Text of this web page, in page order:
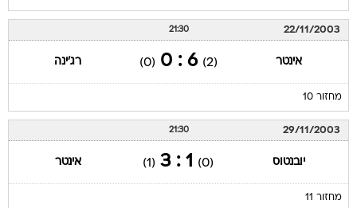
22/11/2003
21:30
אינטר (2)
6 : 0
(0) רג'ינה
מחזור 10
29/11/2003
21:30
יובנטוס (0)
1 : 3
(1) אינטר
מחזור 11